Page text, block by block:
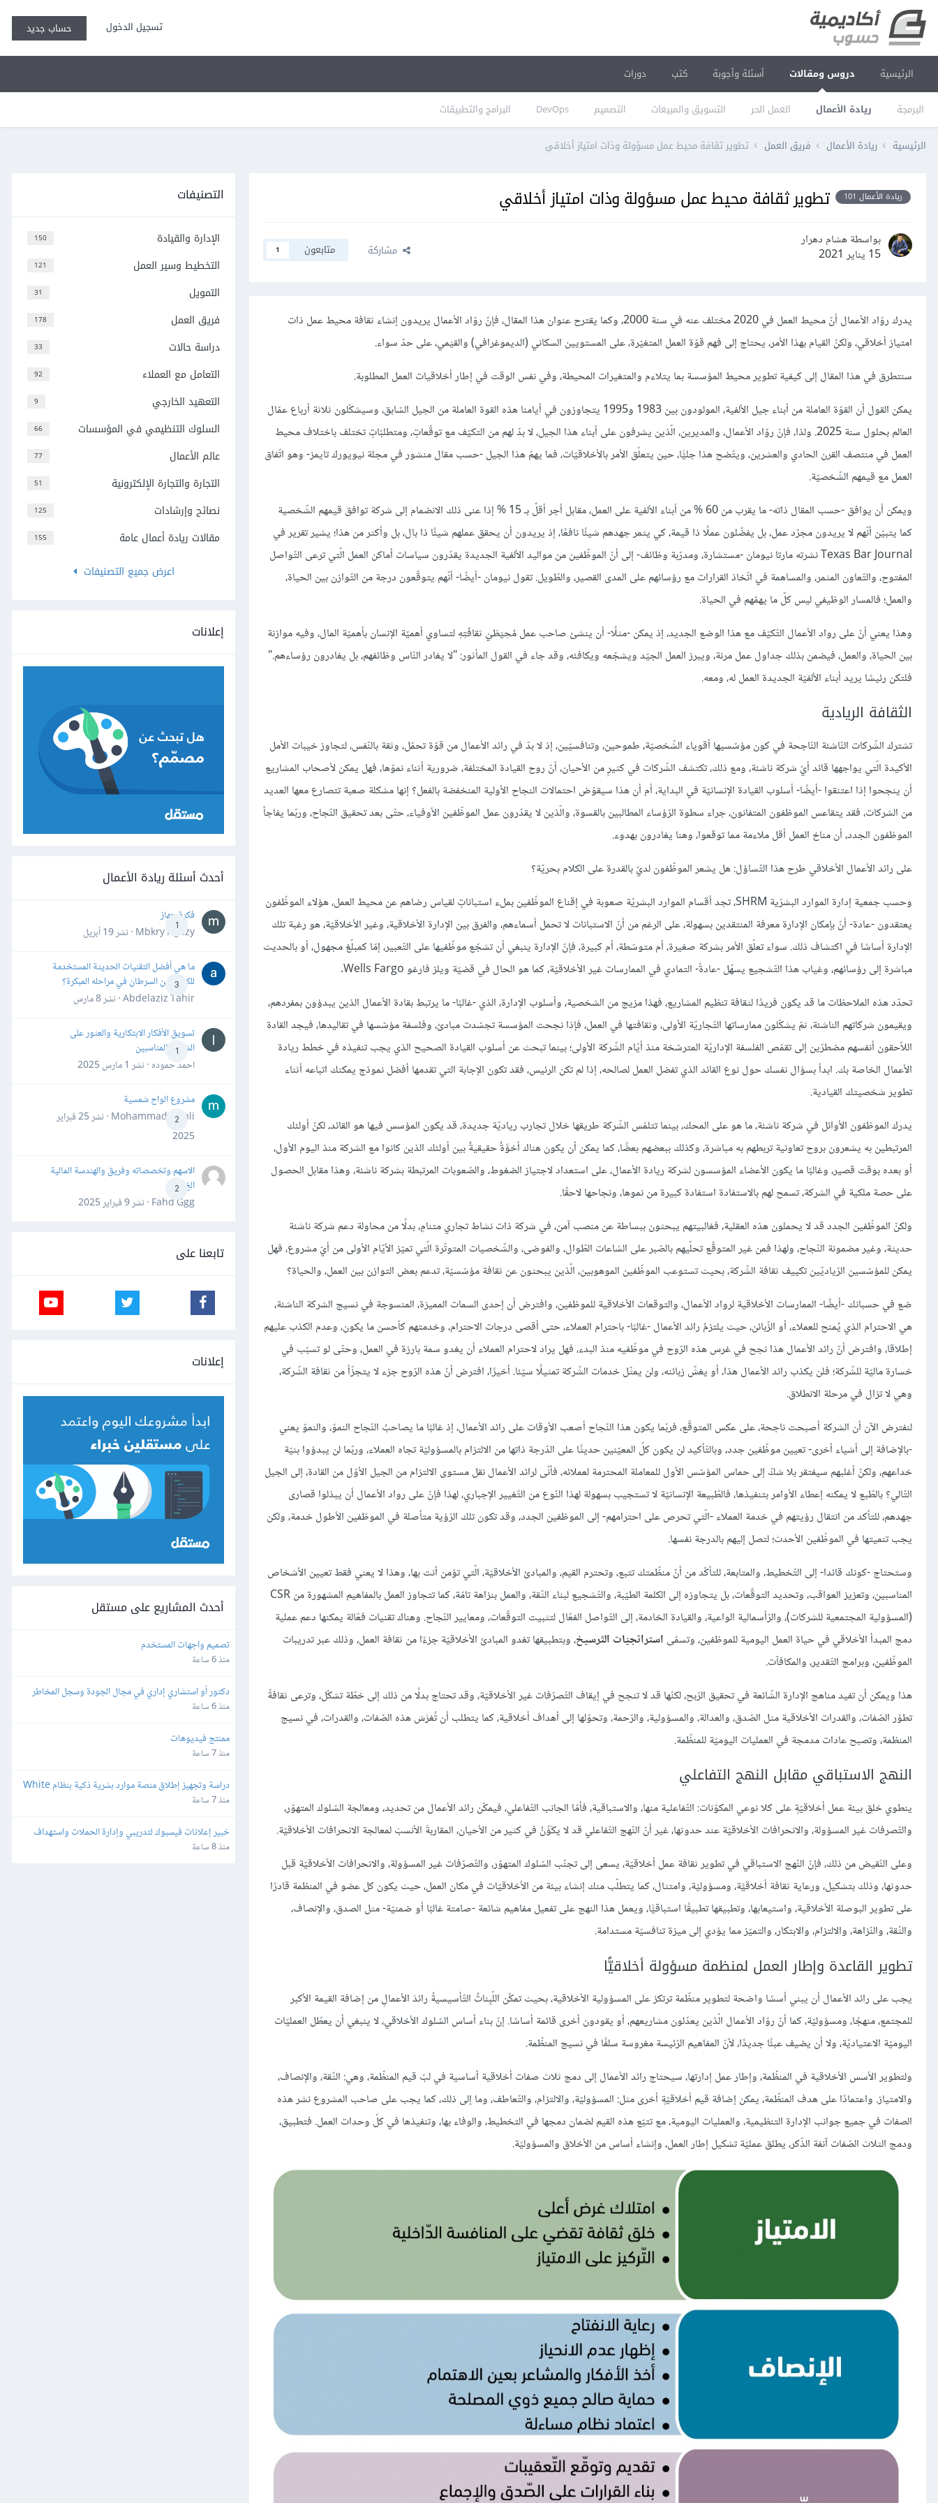
تسجيل الدخول حساب جديد
الرئيسية دروس ومقالات
البرمجة ريادة الأعمال العمل الحر التسويق والمبيعات التصميم DevOps البرامج والتطبيقات
أسئلة وأجوبة كتب دورات
الرئيسية ريادة الأعمال فريق العمل تطوير ثقافة محيط عمل مسؤولة وذات امتياز أخلاقي
ريادة الأعمال 101 تطوير ثقافة محيط عمل مسؤولة وذات امتياز أخلاقي
بواسطة هشام دهرار
15 يناير 2021
مشاركة متابعون 1
يدرك روّاد الأعمال أنّ محيط العمل في 2020 مختلف عنه في سنة 2000، وكما يقترح عنوان هذا المقال، فإنّ روّاد الأعمال يريدون إنشاء ثقافة محيط عمل ذات
امتياز أخلاقي، ولكنّ القيام بهذا الأمر، يحتاج إلى فهم قوّة العمل المتغيّرة، على المستويين السكاني (الديموغرافي) والقيَمي، على حدّ سواء.
سنتطرق في هذا المقال إلى كيفية تطوير محيط المؤسسة بما يتلاءم والمتغيرات المحيطة، وفي نفس الوقت في إطار أخلاقيات العمل المطلوبة.
يمكن القول أن القوّة العاملة من أبناء جيل الألفية، المولودون بين 1983 و1995 يتجاوزون في أيامنا هذه القوة العاملة من الجيل السّابق، وسيشكّلون ثلاثة أرباع عمّال
العالم بحلول سنة 2025. ولذا، فإنّ روّاد الأعمال، والمديرين، الّذين يشرفون على أبناء هذا الجيل، لا بدّ لهم من التكيّف مع توقّعاتٍ، ومتطلبّاتٍ تختلف باختلاف محيط
العمل في منتصف القرن الحادي والعشرين، ويتّضح هذا جليًّا، حين يتعلّق الأمر بالأخلاقيّات، فما يهمّ هذا الجيل -حسب مقال منشور في مجلة نيويورك تايمز- وهو اتّفاق
العمل مع قيمهم الشّخصيّة.
ويمكن أن يوافق -حسب المقال ذاته- ما يقرب من 60 % من أبناء الألفية على العمل، مقابل أجر أقلّ بـ 15 % إذا عنى ذلك الانضمام إلى شركة توافق قيمهم الشّخصية
كما يتبيّن أنّهم لا يريدون مجرّد عمل، بل يفضّلون عملًا ذا قيمة، كي يثمر جهدهم شيئًا نافعًا، إذ يريدون أن يحقق عملهم شيئًا ذا بال، بل وأكثر من هذا؛ يشير تقرير في
Texas Bar Journal نشرته مارتا نيومان -مستشارة، ومدرّبة وظائف- إلى أنّ الموظّفين من مواليد الألفية الجديدة يقدّرون سياسات أماكن العمل الّتي ترعى التّواصل
المفتوح، والتّعاون المثمر، والمساهمة في اتّخاذ القرارات مع رؤسائهم على المدى القصير، والطّويل. تقول نيومان -أيضًا- أنّهم يتوقّعون درجة من التّوازن بين الحياة،
والعمل؛ فالمسار الوظيفي ليس كلّ ما يهمّهم في الحياة.
وهذا يعني أنّ على رواد الأعمال التّكيّف مع هذا الوضع الجديد، إذ يمكن -مثلًا- أن ينشئ صاحب عمل مُحِيْطَيْ ثقافَتِهِ لتساوي أهميّة الإنسان بأهميّة المال، وفيه موازنة
بين الحياة، والعمل، فيضمن بذلك جداول عمل مرنة، ويبرز العمل الجيّد ويشجّعه ويكافئه، وقد جاء في القول المأثور: "لا يغادر النّاس وظائفهم، بل يغادرون رؤساءهم."
فلتكن رئيسًا يريد أبناء الألفيّة الجديدة العمل له، ومعه.
الثقافة الريادية
تشترك الشّركات النّاشئة النّاجحة في كون مؤسّسيها أقوياء الشّخصيّة، طموحين، وتنافسيّين، إذ لا بدّ في رائد الأعمال من قوّة تحمّل، وثقة بالنّفس، لتجاوز خيبات الأمل
الأكيدة الّتي يواجهها قائد أيّ شركة ناشئة، ومع ذلك، تكتشف الشّركات في كثيرٍ من الأحيان، أنّ روح القيادة المختلفة، ضرورية أثناء نموّها، فهل يمكن لأصحاب المشاريع
أن ينجحوا إذا اعتنقوا -أيضًا- أسلوب القيادة الإنسانيّة في البداية، أم أن هذا سيقوّض احتمالات النجاح الأولية المنخفضة بالفعل؟ إنها مشكلة صعبة تتصارع معها العديد
من الشركات، فقد يتقاعس الموظفون المتفانون، جراء سطوة الرّؤساء المطالبين بالقسوة، والّذين لا يقدّرون عمل الموظّفين الأوفياء، حتّى بعد تحقيق النّجاح، وربّما يفاجأ
الموظفون الجدد، أن مناخ العمل أقل ملاءمة مما توقعوا، وهنا يغادرون بهدوء.
على رائد الأعمال الأخلاقي طرح هذا التّساؤل: هل يشعر الموظّفون لديّ بالقدرة على الكلام بحريّة؟
وحسب جمعية إدارة الموارد البشرّية SHRM، تجد أقسام الموارد البشريّة صعوبة في إقناع الموظّفين بملء استباناتٍ لقياس رضاهم عن محيط العمل، هؤلاء الموظّفون
يعتقدون -عادة- أنّ بإمكان الإدارة معرفة المنتقدين بسهولة، على الرغم من أنّ الاستبانات لا تحمل أسماءهم، والفرق بين الإدارة الأخلاقية، وغير الأخلاقيّة، هو رغبة تلك
الإدارة أساسًا في اكتشاف ذلك. سواء تعلّق الأمر بشركة صغيرة، أم متوسّطة، أم كبيرة، فإنّ الإدارة ينبغي أن تشجّع موظّفيها على التّعبير، إمّا كمبلّغ مجهول، أو بالحديث
مباشرة إلى رؤسائهم، وغياب هذا التّشجيع يسهّل -عادةً- التمادي في الممارسات غير الأخلاقيّة، كما هو الحال في قضيّة ويلز فارغو Wells Fargo.
تحدّد هذه الملاحظات ما قد يكون فريدًا لثقافة تنظيم المشاريع، فهذا مزيج من الشخصية، وأسلوب الإدارة، الذي -غالبًا- ما يرتبط بقادة الأعمال الذين يبدؤون بمفردهم،
ويقيمون شركاتهم الناشئة، ثمّ يشكّلون ممارساتها التّجاريّة الأولى، وثقافتها في العمل، فإذا نجحت المؤسسة تجسّدت مبادئ، وفلسفة مؤسّسها في تقاليدها، فيجد القادة
اللاّحقون أنفسهم مضطرّين إلى تقمّص الفلسفة الإداريّة المترسّخة منذ أيّام الشّركة الأولى؛ بينما تبحث عن أسلوب القيادة الصحيح الذي يجب تنفيذه في خطط ريادة
الأعمال الخاصة بك. ابدأ بسؤال نفسك حول نوع القائد الذي تفضل العمل لصالحه، إذا لم تكن الرئيس، فقد تكون الإجابة التي تقدمها أفضل نموذج يمكنك اتباعه أثناء
تطوير شخصيتك القيادية.
يدرك الموظفون الأوائل في شركة ناشئة، ما هو على المحك، بينما تتلمّس الشّركة طريقها خلال تجارب رياديّة جديدة، قد يكون المؤسس فيها هو القائد، لكنّ أولئك
المرتبطين به يشعرون بروح تعاونية تربطهم به مباشرة، وكذلك ببعضهم بعضًا، كما يمكن أن يكون هناك أخوَّةٌ حقيقيةٌ بين أولئك الذين كانوا مع الشركة منذ اليوم الأول،
أو بعده بوقت قصير، وغالبًا ما يكون الأعضاء المؤسسون لشركة ريادة الأعمال، على استعداد لاجتياز الضغوط، والصّعوبات المرتبطة بشركة ناشئة، وهذا مقابل الحصول
على حصة ملكية في الشركة، تسمح لهم بالاستفادة استفادة كبيرة من نموها، ونجاحها لاحقًا.
ولكنّ الموظّفين الجدد قد لا يحملون هذه العقلية، فغالبيتهم يبحثون ببساطة عن منصب آمن، في شركة ذات نشاط تجاري متنامٍ، بدلًا من محاولة دعم شركة ناشئة
حديثة، وغير مضمونة النّجاح، ولهذا فمن غير المتوقّع تحلّيهم بالصّبر على السّاعات الطّوال، والفوضى، والشّخصيات المتوتّرة الّتي تميّز الأيّام الأولى من أيّ مشروع، فهل
يمكن للمؤسّسين الرّياديّين تكييف ثقافة الشّركة، بحيث تستوعب الموظّفين الموهوبين، الّذين يبحثون عن ثقافة مؤسّسيّة، تدعم بعض التوازن بين العمل، والحياة؟
ضع في حسبانك -أيضًا- الممارسات الأخلاقية لرواد الأعمال، والتوقعات الأخلاقية للموظفين، وافترض أن إحدى السمات المميزة، المنسوجة في نسيج الشركة الناشئة،
هي الاحترام الذي يُمنح للعملاء، أو الزّبائن، حيث يلتزمُ رائد الأعمال -غالبًا- باحترام العملاء، حتى أقصى درجات الاحترام، وخدمتهم كأحسن ما يكون، وعدم الكذب عليهم
إطلاقا، وافترض أنّ رائد الأعمال هذا نجح في غرس هذه الرّوح في موظّفيه منذ البدء، فهل يراد لاحترام العملاء أن يغدو سمة بارزة في العمل، وحتّى لو تسبّب في
خسارة ماليّة للشّركة؛ فلن يكذب رائد الأعمال هذا، أو يغشّ زبائنه، ولن يمثّل خدمات الشّركة تمثيلًا سيّئا. أخيرًا، افترض أنّ هذه الرّوح جزء لا يتجزّأ من ثقافة الشّركة،
وهي لا تزال في مرحلة الانطلاق.
لنفترض الآن أن الشركة أصبحت ناجحة، على عكس المتوقّع، فربّما يكون هذا النّجاح أصعب الأوقات على رائد الأعمال، إذ غالبًا ما يصاحبُ النّجاح النموّ، والنموّ يعني
-بالإضافة إلى أشياء أخرى- تعيين موظّفين جدد، وبالتّأكيد لن يكون كلّ المعيّنين حديثًا على الدّرجة ذاتها من الالتزام بالمسؤوليّة تجاه العملاء، وربّما لن يبدؤوا بنيّة
خداعهم، ولكنّ أغلبهم سيفتقر بلا شكّ إلى حماس المؤسّس الأول للمعاملة المحترمة لعملائه، فأنّى لرائد الأعمال نقل مستوى الالتزام من الجيل الأوّل من القادة، إلى الجيل
التّالي؟ بالطّبع لا يمكنه إعطاء الأوامر بتنفيذها، فالطّبيعة الإنسانيّة لا تستجيب بسهولة لهذا النّوع من التّغيير الإجباري، لهذا فإنّ على رواد الأعمال أن يبذلوا قصارى
جهدهم، للتأكد من انتقال رؤيتهم في خدمة العملاء -الّتي تحرص على احترامهم- إلى الموظفين الجدد، وقد تكون تلك الرّؤية متأصلة في الموظفين الأطول خدمة، ولكن
يجب تنميتها في الموظّفين الأحدث؛ لتصل إليهم بالدرجة نفسها.
وستحتاج -كونك قائدا- إلى التّخطيط، والمتابعة، للتأكّد من أنّ منظّمتك تتبع، وتحترم القيم، والمبادئ الأخلاقيّة، الّتي تؤمن أنت بها، وهذا لا يعني فقط تعيين الأشخاص
المناسبين، وتعزيز العواقب، وتحديد التوقّعات، بل يتجاوزه إلى الكلمة الطيّبة، والتّشجيع لبناء الثّقة، والعمل بنزاهة تامّة، كما تتجاوز العمل بالمفاهيم المشهورة من CSR
(المسؤولية المجتمعية للشركات)، والرّأسمالية الواعية، والقيادة الخادمة، إلى التّواصل الفعّال لتثبيت التوقّعات، ومعايير النّجاح. وهناك تقنيات فعّالة يمكنها دعم عملية
دمج المبدأ الأخلاقي في حياة العمل اليومية للموظفين، وتسمّى استراتجيّات التّرسيخ، وبتطبيقها تغدو المبادئ الأخلاقيّة جزءًا من ثقافة العمل، وذلك عبر تدريبات
الموظّفين، وبرامج التّقدير، والمكافآت.
هذا ويمكن أن تفيد مناهج الإدارة الشّائعة في تحقيق الرّبح، لكنّها قد لا تنجح في إيقاف التّصرّفات غير الأخلاقيّة، وقد تحتاج بدلًا من ذلك إلى خطّة تشكّل، وترعى ثقافةً
تطوّر الصّفات، والقدرات الأخلاقية مثل الصّدق، والعدالة، والمسؤولية، والرّحمة، وتحوّلها إلى أهداف أخلاقية، كما يتطلب أن تُغرَسَ هذه الصّفات، والقدرات، في نسيج
المنظمة، وتصبح عادات مدمجة في العمليات اليوميّة للمنظّمة.
النهج الاستباقي مقابل النهج التفاعلي
ينطوي خلق بيئة عمل أخلاقيّةٍ على كلا نوعي المكوّنات: التّفاعلية منها، والاستباقية، فأمّا الجانب التّفاعلي، فيمكّن رائد الأعمال من تحديد، ومعالجة السّلوك المتهوّر،
والتّصرفات غير المسؤولة، والانحرافات الأخلاقيّة عند حدوثها، غير أنّ النّهج التّفاعلي قد لا يكَوِّنُ في كثير من الأحيان، المقاربةَ الأنسبَ لمعالجة الانحرافات الأخلاقيّة.
وعلى النّقيض من ذلك، فإنّ النّهج الاستباقي في تطوير ثقافة عمل أخلاقيّة، يسعى إلى تجنّب السّلوك المتهوّر، والتّصرّفات غير المسؤولة، والانحرافات الأخلاقيّة قبل
حدوثها، وذلك بتشكيل، ورعاية ثقافة أخلاقيَّة، ومسؤوليّة، وامتثال، كما يتطلّب منك إنشاء بيئة من الأخلاقيّات في مكان العمل، حيث يكون كل عضو في المنظمة قادرًا
على تطوير البوصلة الأخلاقية، واستيعابها، وتطبيقها تطبيقًا استباقيًّا، ويعمل هذا النهج على تفعيل مفاهيم شائعة -صامتة غالبًا أو ضمنيّة- مثل الصدق، والإنصاف،
والثّقة، والنّزاهة، والالتزام، والابتكار، والتميّز مما يؤدي إلى ميزة تنافسيّة مستدامة.
تطوير القاعدة وإطار العمل لمنظمة مسؤولة أخلاقيًّا
يجب على رائد الأعمال أن يبني أسسًا واضحة لتطوير منظّمة ترتكز على المسؤولية الأخلاقية، بحيث تمكّن اللّبِناتُ التّأسيسيةُ رائدَ الأعمالِ من إضافة القيمة الأكبر
للمجتمع، منهجًا، ومسؤوليّة، كما أنّ روّاد الأعمال الّذين يعدّلون مشاريعهم، أو يقودون أخرى قائمة أساسًا. إنّ بناء أساس السّلوك الأخلاقي، لا ينبغي أن يعطّل العمليّات
اليوميّة الاعتياديّة، ولا أن يضيف عبئًا جديدًا، لأنّ المفاهيم الرّئيسة مغروسة سلفًا في نسيج المنظّمة.
ولتطوير الأسس الأخلاقية في المنظّمة، وإطار عمل إدارتها، سيحتاج رائد الأعمال إلى دمج ثلاث صفات أخلاقية أساسية في لبّ قيم المنظّمة، وهي: الثّقة، والإنصاف،
والامتياز. واعتمادًا على هدف المنظّمة، يمكن إضافة قيم أخلاقيّةٍ أخرى مثل: المسؤوليّة، والالتزام، والتّعاطف، وما إلى ذلك، كما يجب على صاحب المشروع نشر هذه
الصفات في جميع جوانب الإدارة التنظيمية، والعمليات اليومية، مع تتبّع هذه القيم لضمان دمجها في التخطيط، والوفاء بها، وتنفيذها في كلّ وحدات العمل. فتطبيق،
ودمج الثلاث الصّفات آنفة الذّكر، يطلق عمليّة تشكيل إطار العمل، وإنشاء أساس من الأخلاق والمسؤوليّة.
التصنيفات
150 الإدارة والقيادة
121 التخطيط وسير العمل
31 التمويل
178 فريق العمل
33 دراسة حالات
92 التعامل مع العملاء
9 التعهيد الخارجي
66 السلوك التنظيمي في المؤسسات
77 عالم الأعمال
51 التجارة والتجارة الإلكترونية
125 نصائح وإرشادات
155
مقالات ريادة أعمال عامة
اعرض جميع التصنيفات
إعلانات
أحدث أسئلة ريادة الأعمال
1
فكرة جهاز
Mbkry Hgazy · نشر
19 أبريل
3
ما هي أفضل التقنيات الحديثة المستخدمة
للكشف عن السرطان في مراحله المبكرة؟
Abdelaziz Tahir · نشر
8 مارس
1
تسويق الأفكار الابتكارية والعثور على
الشركاء المناسبين
احمد حموده · نشر 1 مارس 2025
2
مشروع الواح شمسية
Mohammad Awali · نشر
25 فبراير
2025
2
الاسهم وتخصصاته وفريق والهندسة المالية
الخ
Fahd Ggg · نشر
9 فبراير 2025
تابعنا على
إعلانات
أحدث المشاريع على مستقل
تصميم واجهات المستخدم
منذ 6 ساعة
دكتور أو استشاري إداري في مجال الجودة وسجل المخاطر
والاستراتيجية والمجالات القانونية
منذ 6 ساعة
ممنتج فيديوهات
منذ 7 ساعة
Label وإعادة البيع
منذ 7 ساعة
الجمهور بدقة
منذ 8 ساعة